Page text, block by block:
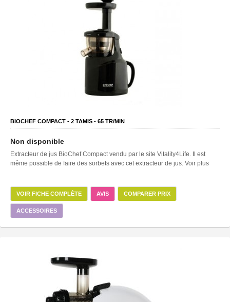
BIOCHEF COMPACT - 2 TAMIS - 65 TR/MIN
Non disponible
Extracteur de jus BioChef Compact vendu par le site Vitality4Life. Il est
même possible de faire des sorbets avec cet extracteur de jus. Voir plus
VOIR FICHE COMPLÈTE AVIS COMPARER PRIX
ACCESSOIRES